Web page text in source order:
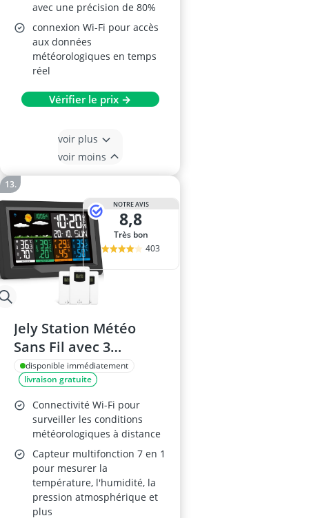
avec une précision de 80%
connexion Wi-Fi pour accès
aux données
météorologiques en temps
réel
Vérifier le prix →
voir plus
voir moins
NOTRE AVIS
8,8
Très bon
403
Jely Station Météo
Sans Fil avec 3
Capteurs, Écran LCD
disponible immédiatement
livraison gratuite
Connectivité Wi-Fi pour
surveiller les conditions
météorologiques à distance
Capteur multifonction 7 en 1
pour mesurer la
température, l'humidité, la
pression atmosphérique et
plus